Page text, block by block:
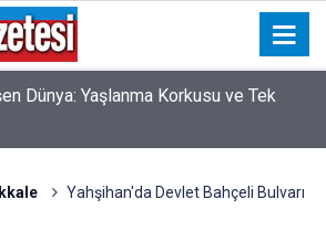
İlçe Başkanlığı'nda görev değişimi:
bayrağı devraldı
Yahşihan'da Devlet Bahçeli Bulvarı